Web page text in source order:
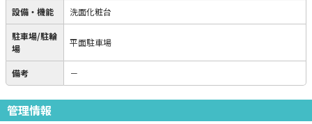
設備・機能 洗面化粧台
駐車場/駐輪
場
平面駐車場
備考 －
管理情報